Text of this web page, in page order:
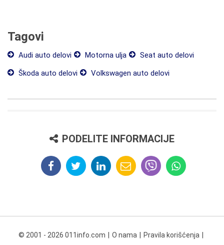
Tagovi
Audi auto delovi Motorna ulja
Seat auto delovi
Škoda auto delovi
Volkswagen auto delovi
PODELITE INFORMACIJE
© 2001 - 2026 011info.com O nama Pravila korišćenja